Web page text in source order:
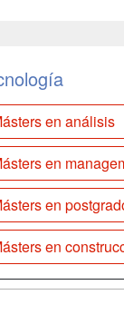
en análisis
en
en
en